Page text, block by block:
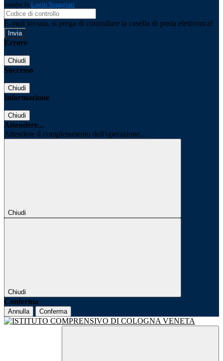
tramite la Login Spaggiari
E-mail inviata, si prega di controllare la casella di posta elettronica!
Errore
Chiudi
Successo
Chiudi
Informazione
Chiudi
Attendere...
Attendere il completamento dell'operazione...
Chiudi
Chiudi
Conferma
Annulla Conferma